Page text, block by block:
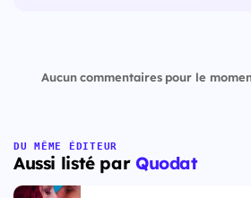
Aucun commentaires pour le
DU MÊME ÉDITEUR
Aussi listé par Quodat